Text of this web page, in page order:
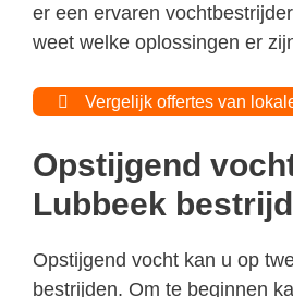
er een ervaren
weet welke oplossingen er
Vergelijk offertes van
Opstijgend
Lubbeek
Opstijgend vocht kan u op
bestrijden. Om te beginnen